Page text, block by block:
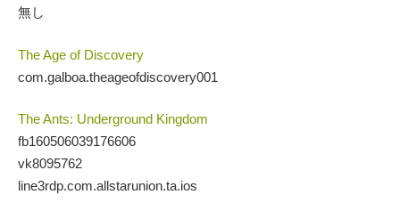
無し
The Age of Discovery
com.galboa.theageofdiscovery001
The Ants: Underground Kingdom
fb160506039176606
vk8095762
line3rdp.com.allstarunion.ta.ios